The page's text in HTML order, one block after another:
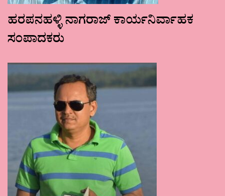
ಹರಪನಹಳ್ಳಿ ನಾಗರಾಜ್ ಕಾರ್ಯನಿರ್ವಾಹಕ
ಸಂಪಾದಕರು